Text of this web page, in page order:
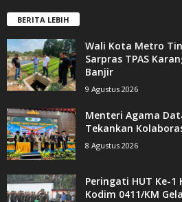
BERITA LEBIH
Wali Kota Metro
Sarpras TPAS
Banjir
9 Agustus 2026
Menteri Agama
Tekankan
8 Agustus 2026
Peringati HUT Ke-1
Kodim 0411/KM